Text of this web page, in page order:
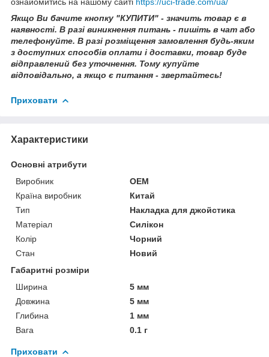
Якщо Ви бачите кнопку "КУПИТИ" - значить товар є в
наявності. В разі виникнення питань - пишіть в чат або
телефонуйте. В разі розміщення замовлення будь-яким
з доступних способів оплати і доставки, товар буде
відправлений без уточнення. Тому купуйте
відповідально, а якщо є питання - звертайтесь!
Приховати
Характеристики
Основні атрибути
Виробник
OEM
Країна виробник
Китай
Тип
Накладка для джойстика
Матеріал
Силікон
Колір
Чорний
Стан
Новий
Габаритні розміри
Ширина
5 мм
Довжина
5 мм
Глибина
1 мм
Вага
0.1 г
Приховати